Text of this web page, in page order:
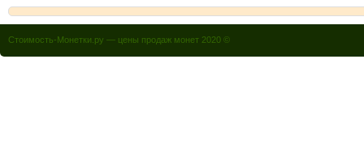
Стоимость-Монетки.ру — цены продаж монет 2020 ©